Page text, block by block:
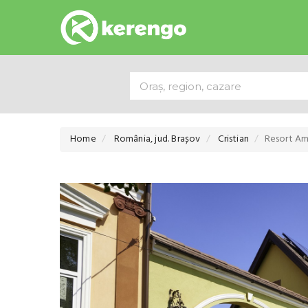
Home România, jud. Brașov Cristian Resort